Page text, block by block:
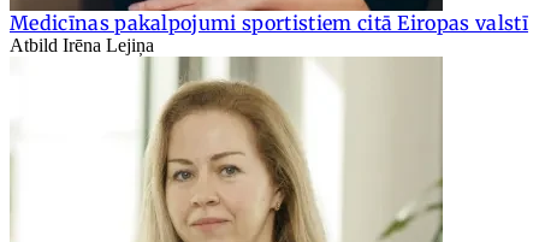
Medicīnas pakalpojumi sportistiem citā Eiropas valstī
Atbild Irēna Lejiņa